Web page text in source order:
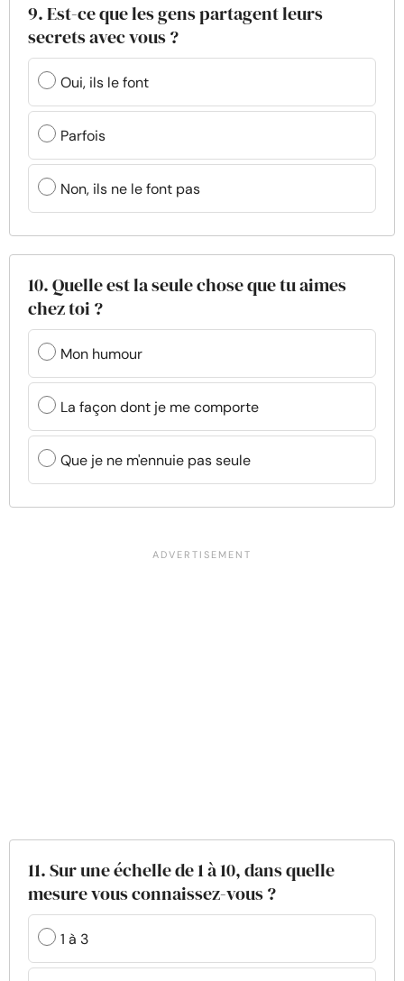
9. Est-ce que les gens partagent leurs
secrets avec vous ?
Oui, ils le font
Parfois
Non, ils ne le font pas
10. Quelle est la seule chose que tu aimes
chez toi ?
Mon humour
La façon dont je me comporte
Que je ne m'ennuie pas seule
11. Sur une échelle de 1 à 10, dans quelle
mesure vous connaissez-vous ?
1 à 3